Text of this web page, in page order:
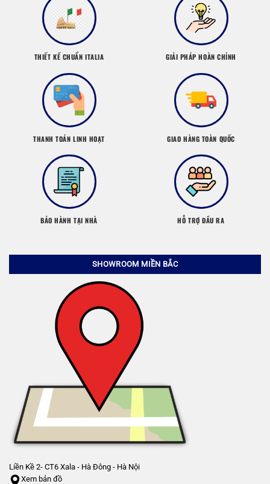
THIẾT KẾ CHUẨN ITALIA GIẢI PHÁP HOÀN CHỈNH
THANH TOÁN LINH HOẠT GIAO HÀNG TOÀN QUỐC
BẢO HÀNH TẠI NHÀ HỖ TRỢ ĐẦU RA
SHOWROOM MIỀN BẮC
Liền Kề 2- CT6 Xala - Hà Đông - Hà Nội
Xem bản đồ